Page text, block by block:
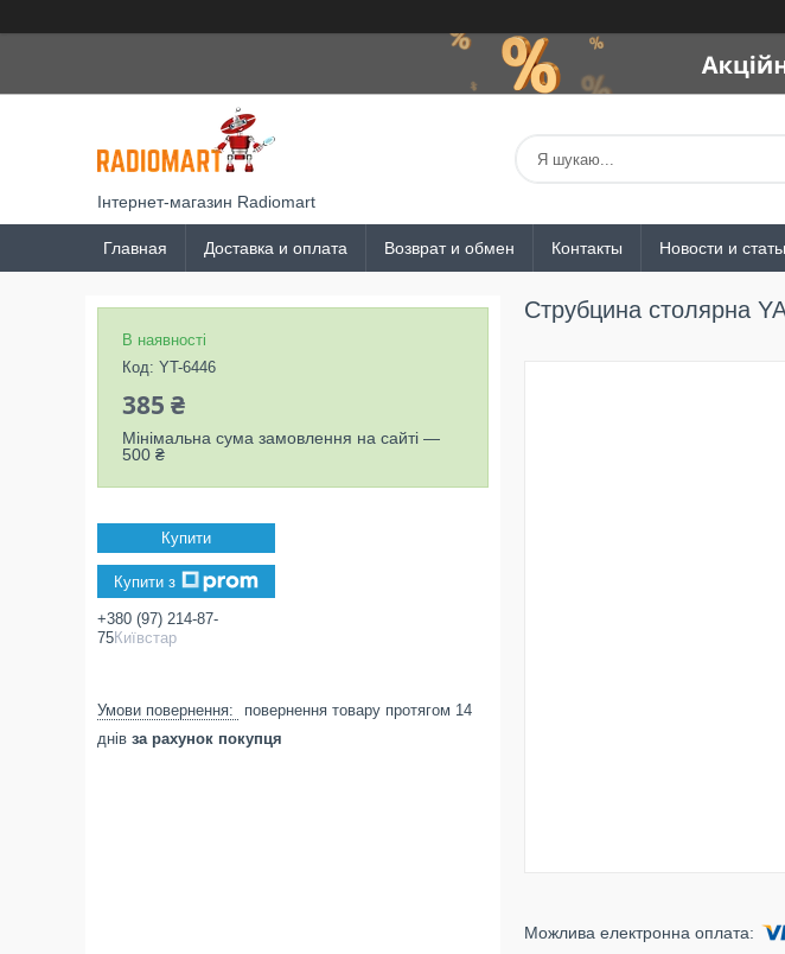
Інтернет-магазин Radiomart
Главная Доставка и оплата Возврат и обмен Контакты Новости и
Струбцина столярна
В наявності
Код: YT-6446
385 ₴
Мінімальна сума замовлення на сайті —
500 ₴
Купити
Купити з
+380 (97) 214-87-
75Київстар
повернення товару протягом 14
днів за рахунок покупця